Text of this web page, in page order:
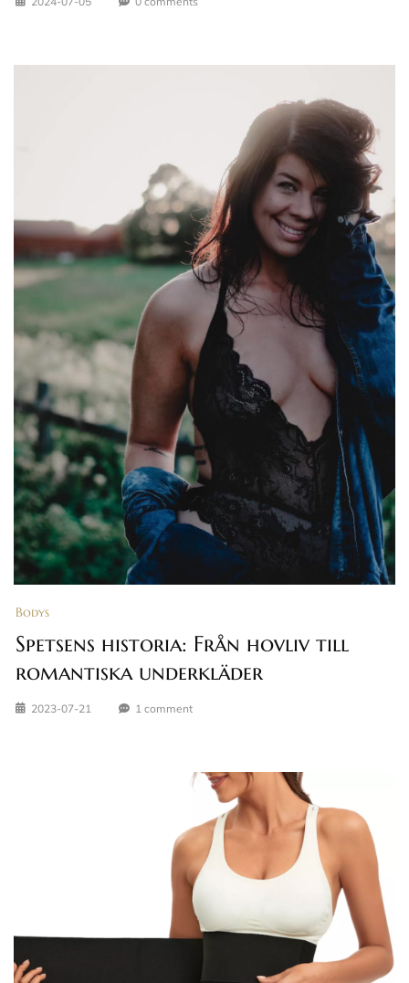
Bodys
Spetsens historia: Från hovliv till
romantiska underkläder
2023-07-21 1 comment